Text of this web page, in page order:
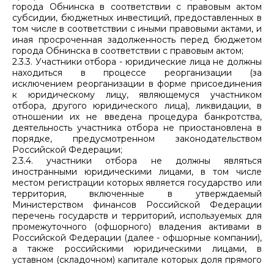
города Обнинска в соответствии с правовым актом
субсидии, бюджетных инвестиций, предоставленных в
том числе в соответствии с иными правовыми актами, и
иная просроченная задолженность перед бюджетом
города Обнинска в соответствии с правовым актом;
2.3.3. Участники отбора - юридические лица не должны
находиться в процессе реорганизации (за
исключением реорганизации в форме присоединения
к юридическому лицу, являющемуся участником
отбора, другого юридического лица), ликвидации, в
отношении их не введена процедура банкротства,
деятельность участника отбора не приостановлена в
порядке, предусмотренном законодательством
Российской Федерации;
2.3.4. участники отбора не должны являться
иностранными юридическими лицами, в том числе
местом регистрации которых является государство или
территория, включенные в утверждаемый
Министерством финансов Российской Федерации
перечень государств и территорий, используемых для
промежуточного (офшорного) владения активами в
Российской Федерации (далее - офшорные компании),
а также российскими юридическими лицами, в
уставном (складочном) капитале которых доля прямого